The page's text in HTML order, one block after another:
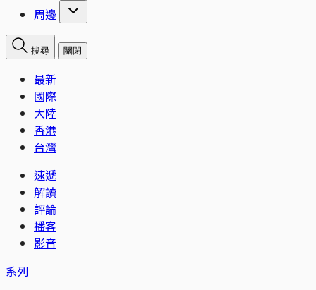
周邊
搜尋 關閉
最新
國際
大陸
香港
台灣
速遞
解讀
評論
播客
影音
系列